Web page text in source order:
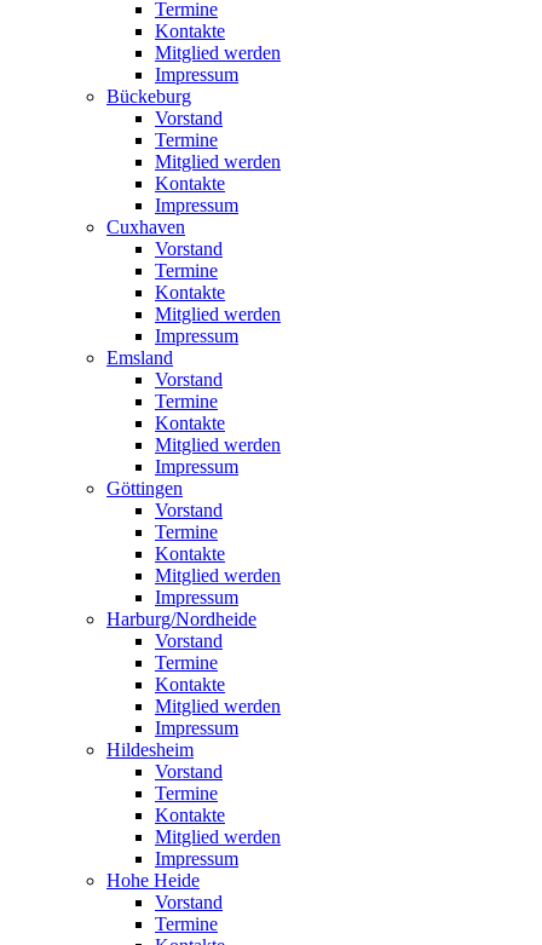
Termine
Kontakte
Mitglied werden
Impressum
Bückeburg
Vorstand
Termine
Mitglied werden
Kontakte
Impressum
Cuxhaven
Vorstand
Termine
Kontakte
Mitglied werden
Impressum
Emsland
Vorstand
Termine
Kontakte
Mitglied werden
Impressum
Göttingen
Vorstand
Termine
Kontakte
Mitglied werden
Impressum
Harburg/Nordheide
Vorstand
Termine
Kontakte
Mitglied werden
Impressum
Hildesheim
Vorstand
Termine
Kontakte
Mitglied werden
Impressum
Hohe Heide
Vorstand
Termine